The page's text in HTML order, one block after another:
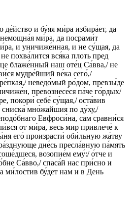
де́йство и бу́яя ми́ра избира́ет, да
ми́ра, да посрами́т
и уничиже́нная, и не су́щая, да
похва́лится вся́ка плоть пред
блаже́нный наш оте́ц Са́вва,/ не
мудре́йший ве́ка сего́,/
неведо́мый ро́дом, превзы́де
превознесе́ся па́че го́рдых/
покори́ себе́ су́щая,/ оста́вив
мно́жайшия по ду́ху,/
Евфроси́на, сам сравни́ся
от ми́ра, весь мир привлече́ к
его́ произрасти́ оби́льную жа́тву
дне́сь пресла́вную па́мять
возопие́м ему́:/ о́тче и
Са́вво,/ спаса́й нас при́сно и
ми́лостив бу́дет нам и в День